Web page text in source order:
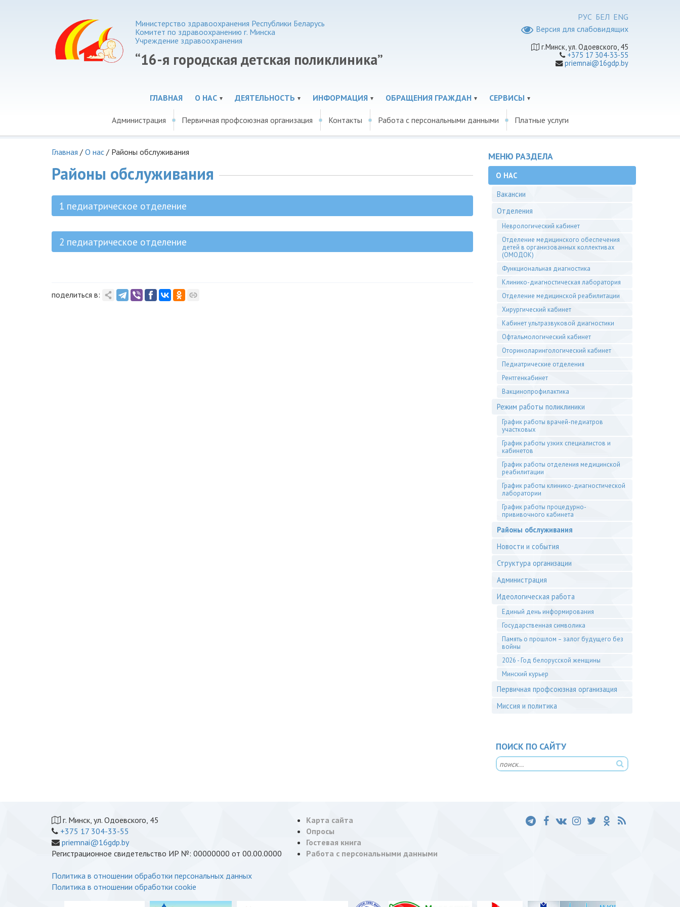
РУС БЕЛ ENG
Версия для слабовидящих
г.Минск, ул. Одоевского, 45
+375 17 304-33-55
priemnai@16gdp.by
Министерство здравоохранения Республики Беларусь
Комитет по здравоохранению г. Минска
Учреждение здравоохранения
“16-я городская детская поликлиника”
ГЛАВНАЯ О НАС ДЕЯТЕЛЬНОСТЬ ИНФОРМАЦИЯ ОБРАЩЕНИЯ ГРАЖДАН СЕРВИСЫ
Администрация Первичная профсоюзная организация Контакты Работа с персональными данными Платные услуги
Главная / О нас / Районы обслуживания
Районы обслуживания
1 педиатрическое отделение
2 педиатрическое отделение
поделиться в:
МЕНЮ РАЗДЕЛА
О НАС
Вакансии
Отделения
Неврологический кабинет
Отделение медицинского обеспечения
детей в организованных коллективах
(ОМОДОК)
Функциональная диагностика
Клинико-диагностическая лаборатория
Отделение медицинской реабилитации
Хирургический кабинет
Кабинет ультразвуковой диагностики
Офтальмологический кабинет
Оториноларингологический кабинет
Педиатрические отделения
Рентгенкабинет
Вакцинопрофилактика
Режим работы поликлиники
График работы врачей-педиатров
участковых
График работы узких специалистов и
кабинетов
График работы отделения медицинской
реабилитации
График работы клинико-диагностической
лаборатории
График работы процедурно-
прививочного кабинета
Районы обслуживания
Новости и события
Структура организации
Администрация
Идеологическая работа
Единый день информирования
Государственная символика
Память о прошлом – залог будущего без
войны
2026 - Год белорусской женщины
Минский курьер
Первичная профсоюзная организация
Миссия и политика
ПОИСК ПО САЙТУ
г. Минск, ул. Одоевского, 45
+375 17 304-33-55
priemnai@16gdp.by
Регистрационное свидетельство ИР №: 00000000 от 00.00.0000
Политика в отношении обработки персональных данных
Политика в отношении обработки cookie
Карта сайта
Опросы
Гостевая книга
Работа с персональными данными